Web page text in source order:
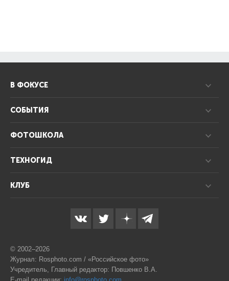
В ФОКУСЕ
СОБЫТИЯ
ФОТОШКОЛА
ТЕХНОГИД
КЛУБ
© 2002–2026
Журнал: Rosphoto.com / «Российское фото»
Учредитель, Главный редактор: Повшенко В.А.